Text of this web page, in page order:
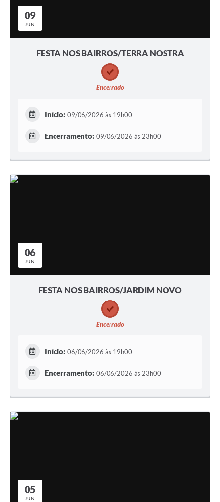
09
JUN
FESTA NOS BAIRROS/TERRA NOSTRA
Encerrado
Início: 09/06/2026 às 19h00
Encerramento: 09/06/2026 às 23h00
06
JUN
FESTA NOS BAIRROS/JARDIM NOVO
Encerrado
Início: 06/06/2026 às 19h00
Encerramento: 06/06/2026 às 23h00
05
JUN